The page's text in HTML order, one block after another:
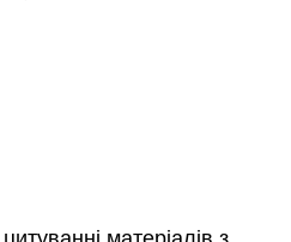
матеріалів з